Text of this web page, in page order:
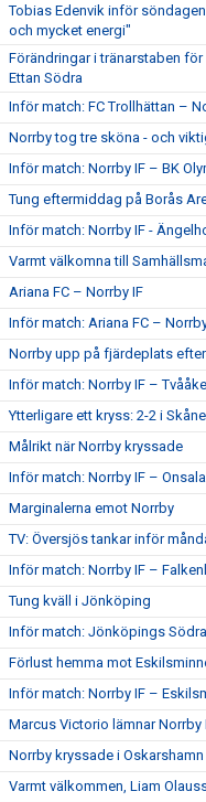
Tobias Edenvik inför
och mycket energi"
Förändringar i tränarstaben
Ettan Södra
Inför match: FC Trollhättan –
Norrby tog tre sköna - och
Inför match: Norrby IF – BK
Tung eftermiddag på Borås
Inför match: Norrby IF -
Varmt välkomna till
Ariana FC – Norrby IF
Inför match: Ariana FC –
Norrby upp på fjärdeplats
Inför match: Norrby IF –
Ytterligare ett kryss: 2-2 i Skåne
Målrikt när Norrby kryssade
Inför match: Norrby IF –
Marginalerna emot Norrby
TV: Översjös tankar inför
Inför match: Norrby IF –
Tung kväll i Jönköping
Inför match: Jönköpings
Förlust hemma mot
Inför match: Norrby IF –
Marcus Victorio lämnar Norrby
Norrby kryssade i
Varmt välkommen, Liam